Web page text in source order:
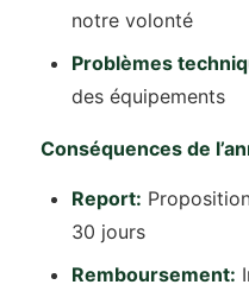
notre volonté
Problèmes
des équipements
Conséquences de
Report:
30 jours
Remboursement: